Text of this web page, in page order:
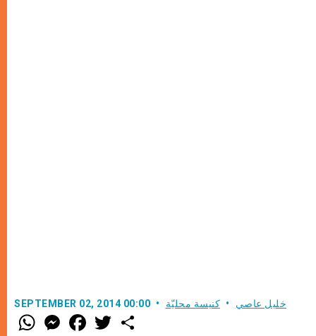
SEPTEMBER 02, 2014 00:00 خليل عاصي كنيسة محليّة
W
h
M
e
F
a w